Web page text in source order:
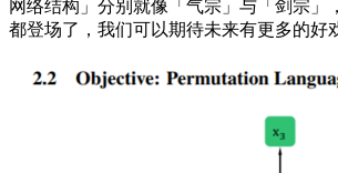
网络结构」分别就像「气宗」与「剑宗」
都登场了，我们可以期待未来有更多的好